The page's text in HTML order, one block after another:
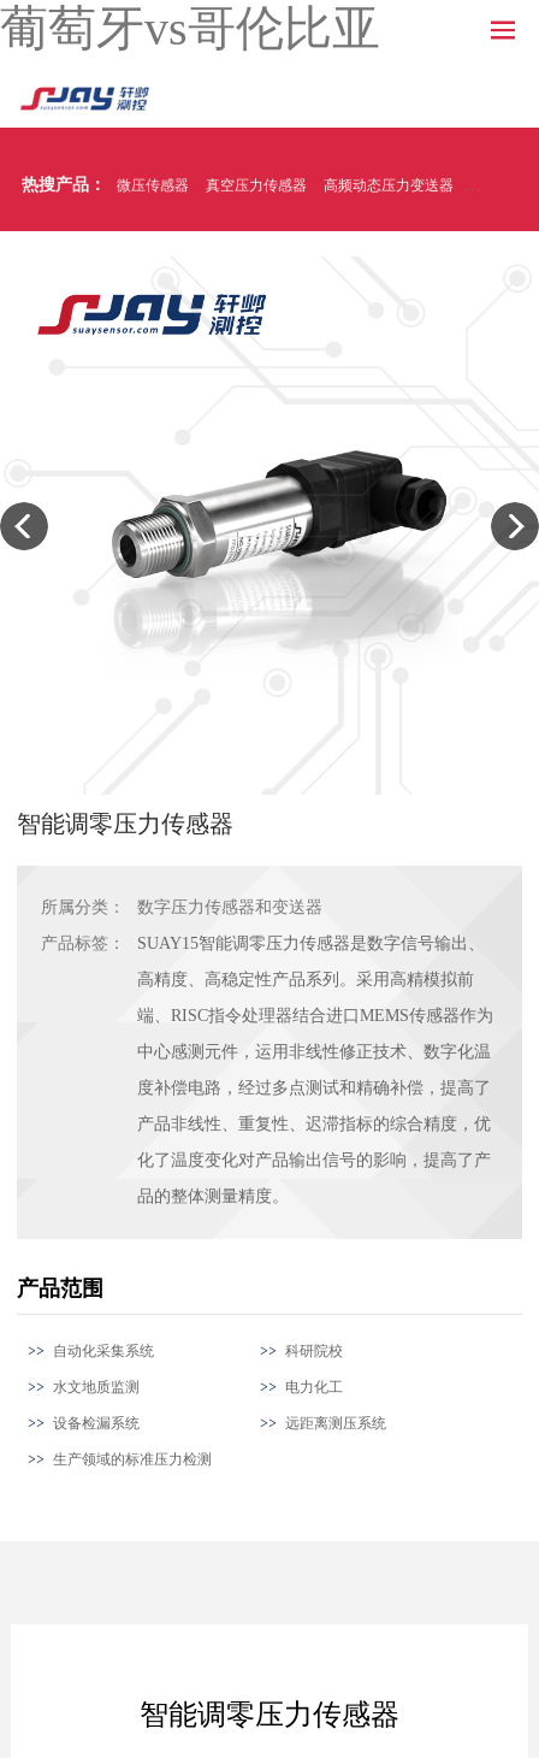
葡萄牙vs哥伦比亚
热搜产品： 微压传感器 真空压力传感器 高频动态压力变送器 温压一体
智能调零压力传感器
所属分类：
数字压力传感器和变送器
产品标签：
SUAY15智能调零压力传感器是数字信号输出、
高精度、高稳定性产品系列。采用高精模拟前
端、RISC指令处理器结合进口MEMS传感器作为
中心感测元件，运用非线性修正技术、数字化温
度补偿电路，经过多点测试和精确补偿，提高了
产品非线性、重复性、迟滞指标的综合精度，优
化了温度变化对产品输出信号的影响，提高了产
品的整体测量精度。
产品范围
自动化采集系统 科研院校
水文地质监测 电力化工
设备检漏系统 远距离测压系统
生产领域的标准压力检测
智能调零压力传感器